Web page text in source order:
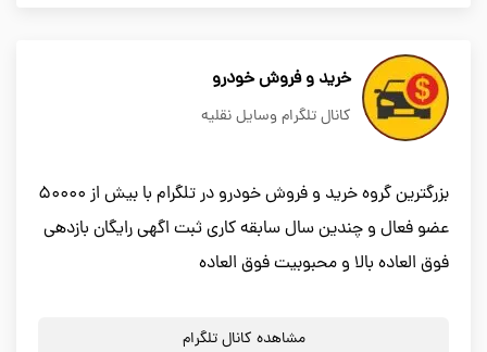
خرید و فروش خودرو
کانال تلگرام وسایل نقلیه
بزرگترین گروه خرید و فروش خودرو در تلگرام با بیش از 50000
عضو فعال و چندین سال سابقه کاری ثبت اگهی رایگان بازدهی
فوق العاده بالا و محبوبیت فوق العاده
مشاهده کانال تلگرام